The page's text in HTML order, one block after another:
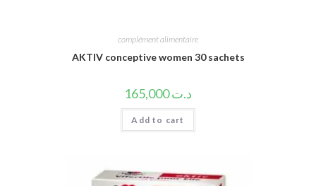
complément alimentaire
AKTIV conceptive women 30 sachets
د.ت165,000
Add to cart